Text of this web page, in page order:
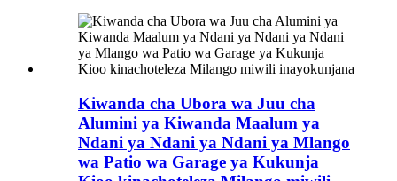
Kiwanda cha Ubora wa Juu cha
Alumini ya Kiwanda Maalum ya
Ndani ya Ndani ya Ndani ya Mlango
wa Patio wa Garage ya Kukunja